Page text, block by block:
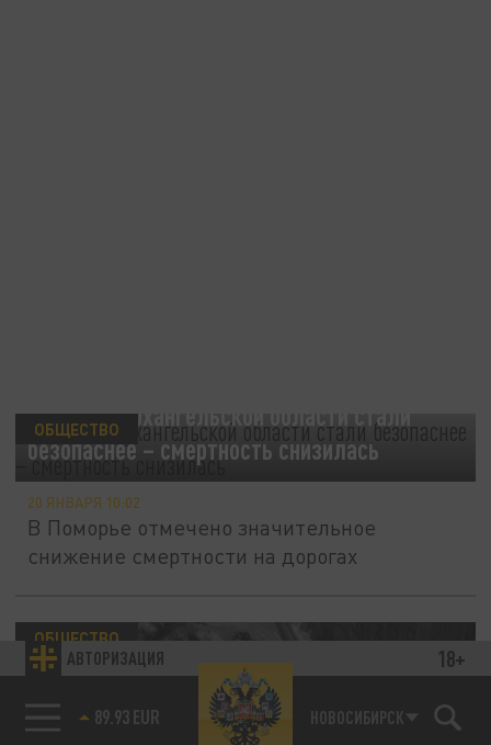
АВТОРИЗАЦИЯ 18+
85.64 BRENT НОВОСИБИРСК
Дороги в Архангельской области стали
безопаснее – смертность снизилась
ОБЩЕСТВО
20 ЯНВАРЯ 10:02
В Поморье отмечено значительное
снижение смертности на дорогах
ОБЩЕСТВО